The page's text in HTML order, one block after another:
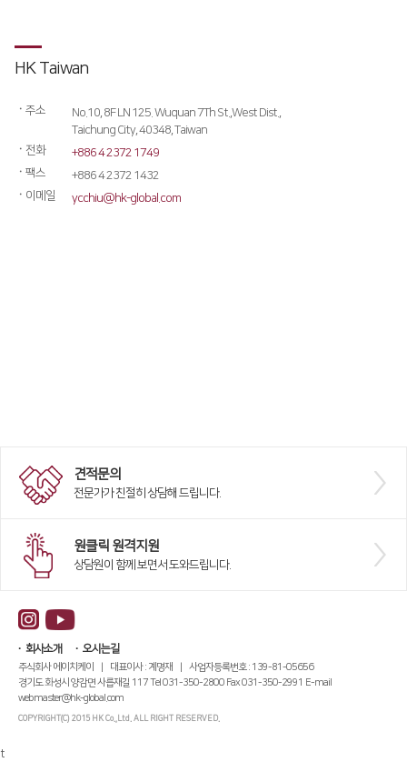
HK Taiwan
ㆍ 주소
No.10, 8F LN 125. Wuquan 7Th St.,West Dist.,
Taichung City, 40348, Taiwan
ㆍ 전화
+886 4 2372 1749
ㆍ 팩스
+886 4 2372 1432
ㆍ 이메일 ycchiu@hk-global.com
견적문의
전문가가 친절히 상담해 드립니다.
원클릭 원격지원
상담원이 함께 보면서 도와드립니다.
회사소개 오시는길
주식회사 에이치케이 | 대표이사 : 계명재 | 사업자등록번호 : 139-81-05656
경기도 화성시 양감면 사릅재길 117 Tel 031-350-2800 Fax 031-350-2991 E-mail
webmaster@hk-global.com
COPYRIGHT(C) 2015 HK Co.,Ltd. ALL RIGHT RESERVED.
t